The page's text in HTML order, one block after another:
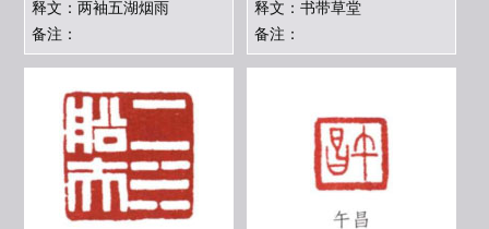
释文：两袖五湖烟雨
备注：
释文：书带草堂
备注：